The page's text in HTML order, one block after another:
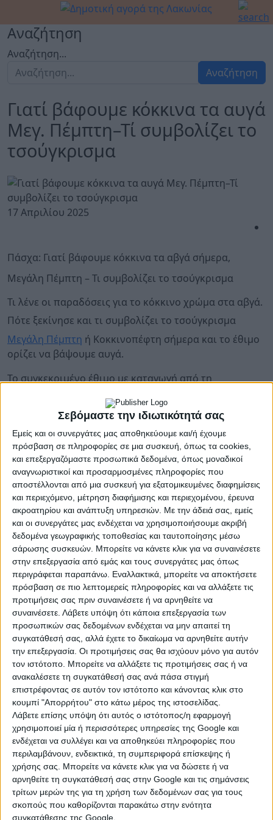
Σεβόμαστε την ιδιωτικότητά σας
Εμείς και οι συνεργάτες μας αποθηκεύουμε και/ή έχουμε
πρόσβαση σε πληροφορίες σε μια συσκευή, όπως τα cookies,
και επεξεργαζόμαστε προσωπικά δεδομένα, όπως μοναδικοί
αναγνωριστικοί και προσαρμοσμένες πληροφορίες που
αποστέλλονται από μια συσκευή για εξατομικευμένες διαφημίσεις
και περιεχόμενο, μέτρηση διαφήμισης και περιεχομένου, έρευνα
ακροατηρίου και ανάπτυξη υπηρεσιών. Με την άδειά σας, εμείς
και οι συνεργάτες μας ενδέχεται να χρησιμοποιήσουμε ακριβή
δεδομένα γεωγραφικής τοποθεσίας και ταυτοποίησης μέσω
σάρωσης συσκευών. Μπορείτε να κάνετε κλικ για να συναινέσετε
στην επεξεργασία από εμάς και τους συνεργάτες μας όπως
περιγράφεται παραπάνω. Εναλλακτικά, μπορείτε να αποκτήσετε
πρόσβαση σε πιο λεπτομερείς πληροφορίες και να αλλάξετε τις
προτιμήσεις σας πριν συναινέσετε ή να αρνηθείτε να
συναινέσετε. Λάβετε υπόψη ότι κάποια επεξεργασία των
προσωπικών σας δεδομένων ενδέχεται να μην απαιτεί τη
συγκατάθεσή σας, αλλά έχετε το δικαίωμα να αρνηθείτε αυτήν
την επεξεργασία. Οι προτιμήσεις σας θα ισχύουν μόνο για αυτόν
τον ιστότοπο. Μπορείτε να αλλάξετε τις προτιμήσεις σας ή να
ανακαλέσετε τη συγκατάθεσή σας ανά πάσα στιγμή
επιστρέφοντας σε αυτόν τον ιστότοπο και κάνοντας κλικ στο
κουμπί "Απορρήτου" στο κάτω μέρος της ιστοσελίδας.
Λάβετε επίσης υπόψη ότι αυτός ο ιστότοπος/η εφαρμογή
χρησιμοποιεί μία ή περισσότερες υπηρεσίες της Google και
ενδέχεται να συλλέγει και να αποθηκεύει πληροφορίες που
περιλαμβάνουν, ενδεικτικά, τη συμπεριφορά επίσκεψης ή
χρήσης σας. Μπορείτε να κάνετε κλικ για να δώσετε ή να
αρνηθείτε τη συγκατάθεσή σας στην Google και τις σημάνσεις
τρίτων μερών της για τη χρήση των δεδομένων σας για τους
σκοπούς που καθορίζονται παρακάτω στην ενότητα
συγκατάθεσης της Google.
Αναζήτηση
Αναζήτηση...
Αναζήτηση
Γιατί βάφουμε κόκκινα τα αυγά
Μεγ. Πέμπτη–Τί συμβολίζει το
τσούγκρισμα
17 Απριλίου 2025
Πάσχα: Γιατί βάφουμε κόκκινα τα αβγά σήμερα,
Μεγάλη Πέμπτη – Τι συμβολίζει το τσούγκρισμα
Τι λένε οι παραδόσεις για το κόκκινο χρώμα στα αβγά.
Πότε ξεκίνησε και τι συμβολίζει το τσούγκρισμα
Μεγάλη Πέμπτη ή Κοκκινοπέφτη σήμερα και το έθιμο
ορίζει να βάψουμε αυγά.
Το συγκεκριμένο έθιμο με καταγωγή από τη
των χριστιανικό κόσμο.
Γιατί όμως υπάρχει η συνήθεια να βάφουμε κόκκινα
τα αβγά την Μεγάλη Πέμπτη; Υπάρχουν διάφορες
ερμηνείες.
Το κόκκινο χρώμα στα αβγά
Σύμφωνα με την ορθόδοξη παράδοση, το Πάσχα
βάφουμε κόκκινα τα αβγά, επειδή συμβολίζουν το
αίμα του Χριστού, που έδωσε για τη σωτηρία του
κόσμου.
Τα αβγά βάφονται την Μεγάλη Πέμπτη, η οποία
θεωρείται η ημέρα του Μυστικού Δείπνου, τότε που ο
Χριστός προσέφερε άρτο και κρασί ως συμβολισμό για
το σώμα Του και το αίμα Του, έτοιμος να θυσιαστεί για
να ελευθερώσει τον κόσμο από τα δεσμά της
αμαρτίας.
Μια άλλη παράδοση για το χρώμα λέει ότι η Παναγία
πήρε ένα καλάθι αυγά και τα πρόσφερε στους
φρουρούς Του Υιού της, ικετεύοντάς τους να του
φέρονται καλά. Όταν τα δάκρυά της έπεσαν πάνω στα
αβγά, αυτά βάφτηκαν κόκκινα.
Μία ακόμη εκδοχή λέει, πως μία μέρα, μετά την
Ανάσταση του Χριστού, η Μαρία η Μαγδαληνή πήγε
στον Τιβέριο Καίσαρα και του ανακοίνωσε ότι
αναστήθηκε ο Κύριος. Δίπλα τους εκείνη τη στιγμή
υπήρχε ένας άνθρωπος που κρατούσε ένα καλάθι με